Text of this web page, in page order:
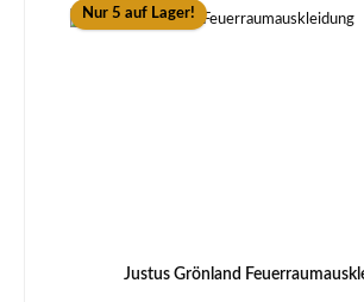
Nur 5 auf Lager!
Justus Grönland